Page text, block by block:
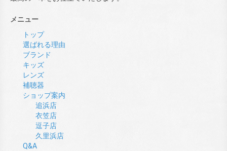
メニュー
トップ
選ばれる理由
ブランド
キッズ
レンズ
補聴器
ショップ案内
追浜店
衣笠店
逗子店
久里浜店
Q&A